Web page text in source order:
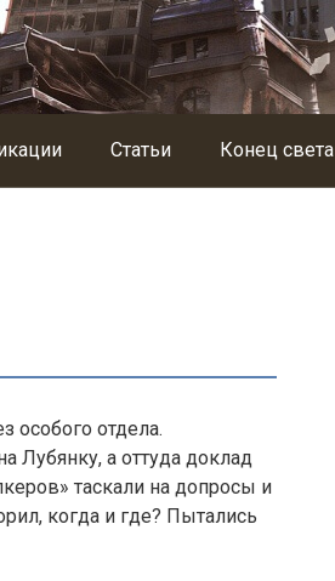
Статьи Конец света
особого отдела.
Лубянку, а оттуда доклад
таска­ли на допросы и
когда и где? Пытались